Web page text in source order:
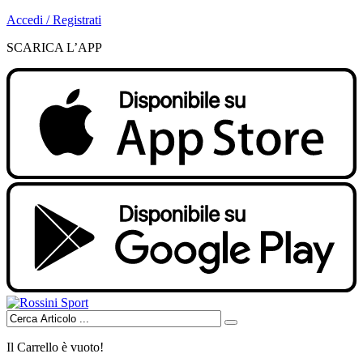
Accedi / Registrati
SCARICA L’APP
Il Carrello è vuoto!